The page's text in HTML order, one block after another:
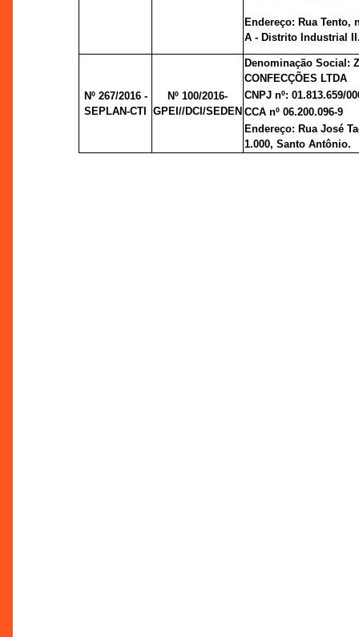
Endereço: Rua Tento,
A - Distrito Industrial
Nº 267/2016 -
SEPLAN-CTI
Nº 100/2016-
GPEI//DCI/SEDEN
Denominação Social:
CONFECÇÕES LTDA
CNPJ nº: 01.813.659/
CCA nº 06.200.096-9
Endereço: Rua José
1.000, Santo Antônio.